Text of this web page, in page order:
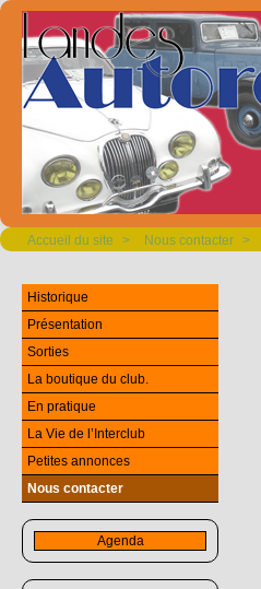
Accueil du site > Nous contacter >
Historique
Présentation
Sorties
La boutique du club.
En pratique
La Vie de l’Interclub
Petites annonces
Nous contacter
Agenda